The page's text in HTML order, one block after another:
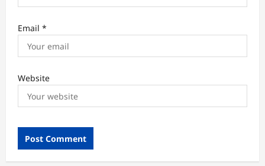
Email *
Website